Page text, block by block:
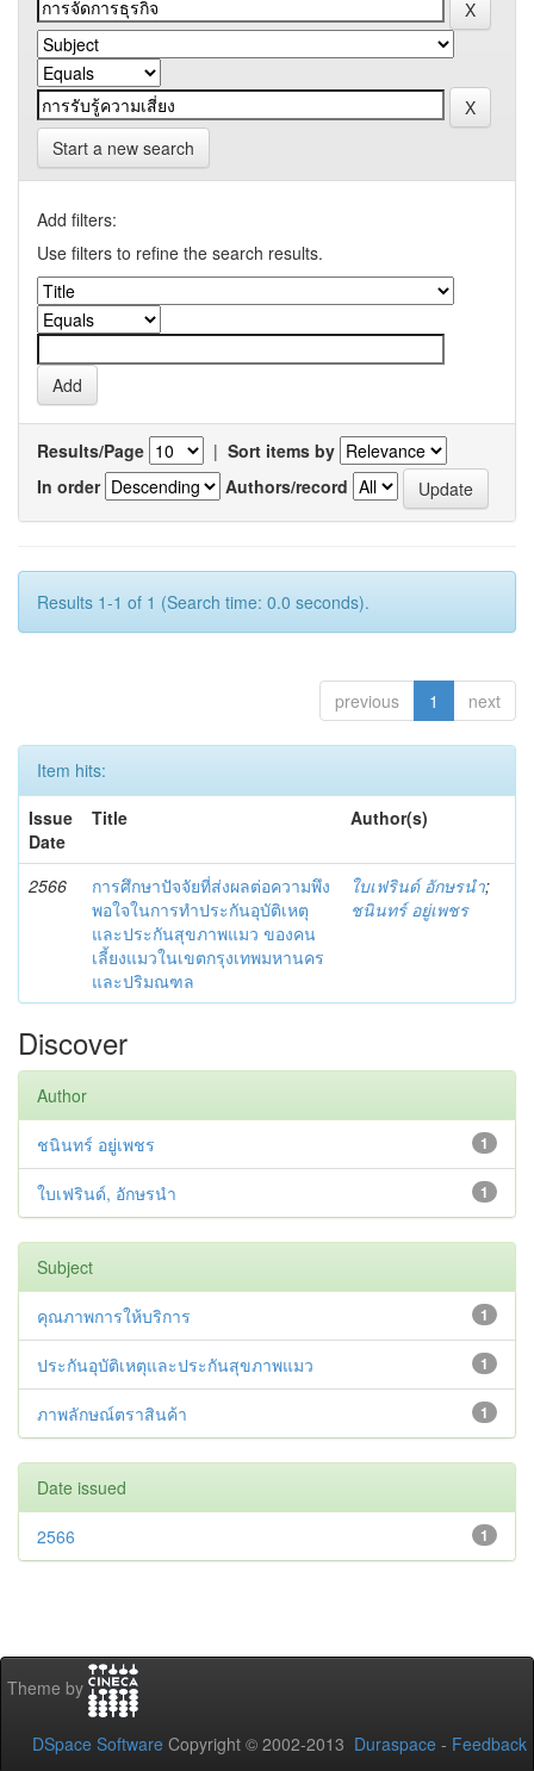
Start a new search
Add filters:
Use filters to refine the search results.
Results/Page | Sort items by
In order
Authors/record
Results 1-1 of 1 (Search time: 0.0 seconds).
previous 1 next
Item hits:
Issue
Date
Title Author(s)
2566
การศึกษาปัจจัยที่ส่งผลต่อความพึง
พอใจในการทำประกันอุบัติเหตุ
และประกันสุขภาพแมว ของคน
เลี้ยงแมวในเขตกรุงเทพมหานคร
และปริมณฑล
ใบเฟรินด์ อักษรนำ;
ชนินทร์ อยู่เพชร
Discover
Author
1
ชนินทร์ อยู่เพชร
1
ใบเฟรินด์, อักษรนำ
Subject
1
คุณภาพการให้บริการ
1
ประกันอุบัติเหตุและประกันสุขภาพแมว
1
ภาพลักษณ์ตราสินค้า
Date issued
1
2566
Theme by
DSpace Software Copyright © 2002-2013 Duraspace - Feedback